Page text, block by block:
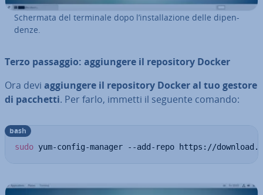
Schermata del terminale dopo l’in­stal­la­zio­ne delle di­pen­
den­ze.
Terzo passaggio: ag­giun­ge­re il re­po­si­to­ry Docker
Ora devi ag­giun­ge­re il re­po­si­to­ry Docker al tuo gestore
di pacchetti. Per farlo, immetti il seguente comando:
sudo yum-config-manager --add-repo https://
bash